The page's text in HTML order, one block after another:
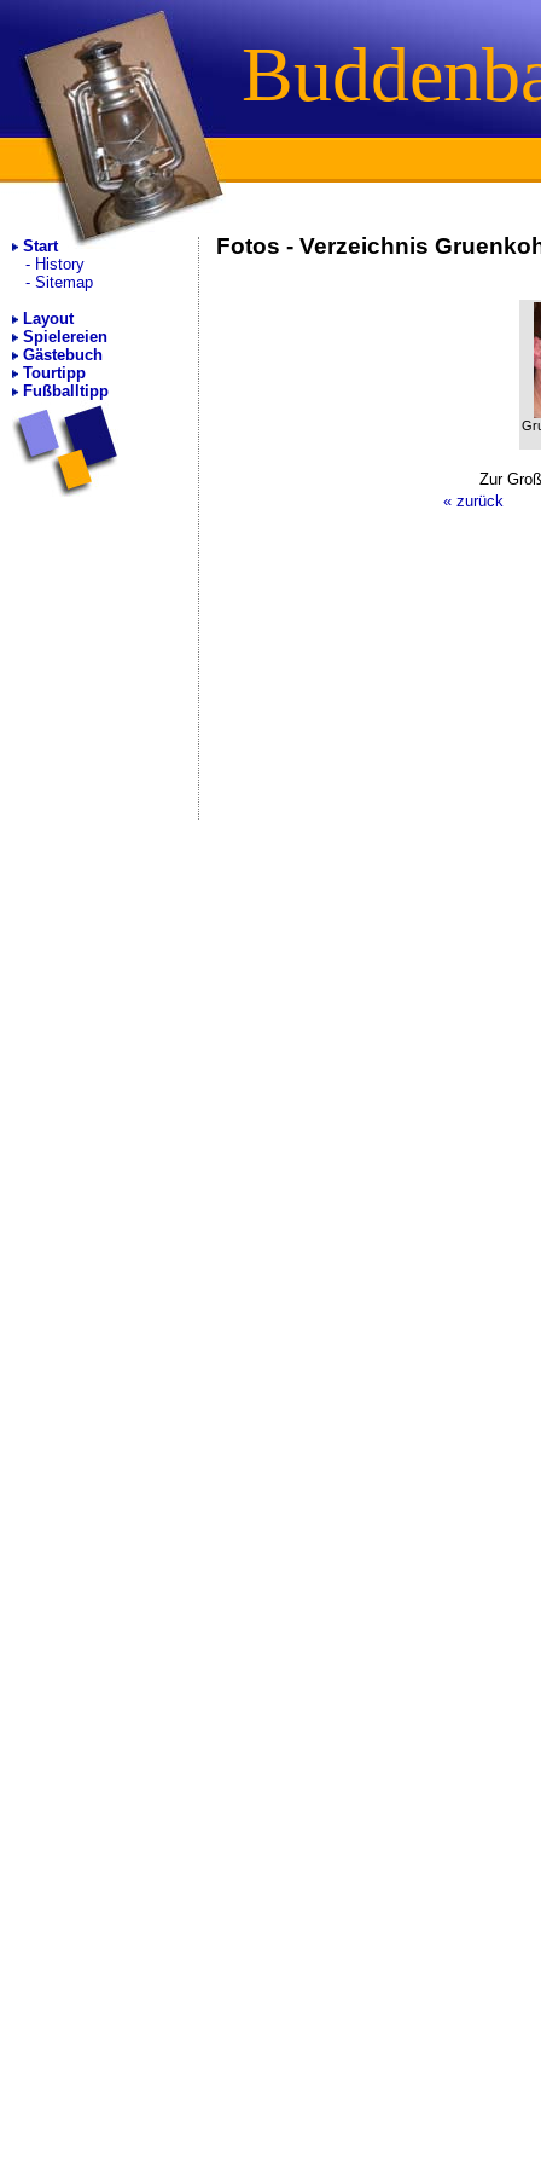
Start
History
Sitemap
Layout
Spielereien
Gästebuch
Tourtipp
Fußballtipp
Fotos - Verzeichnis
Zur
« zurück